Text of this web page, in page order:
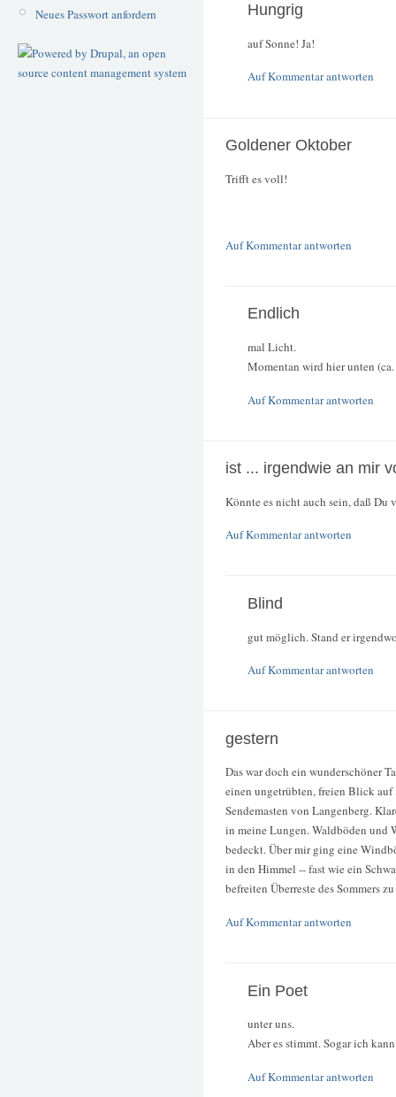
Neues Passwort anfordern Hungrig
auf Sonne! Ja!
Auf Kommentar antworten
Goldener Oktober
Trifft es voll!
Auf Kommentar antworten
Endlich
mal Licht.
Momentan wird hier unten
Auf Kommentar antworten
ist ... irgendwie an mir
Könnte es nicht auch sein, daß Du
Auf Kommentar antworten
Blind
gut möglich. Stand er
Auf Kommentar antworten
gestern
Das war doch ein wunderschöner
einen ungetrübten, freien Blick auf
Sendemasten von Langenberg.
in meine Lungen. Waldböden und
bedeckt. Über mir ging eine
in den Himmel -- fast wie ein
befreiten Überreste des Sommers
Auf Kommentar antworten
Ein Poet
unter uns.
Aber es stimmt. Sogar ich
Auf Kommentar antworten